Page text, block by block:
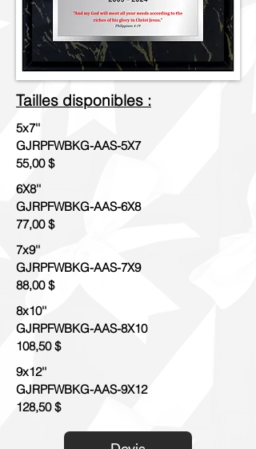
Tailles disponibles :
5x7''
GJRPFWBKG-AAS-5X7
55,00 $
6X8''
GJRPFWBKG-AAS-6X8
77,00 $
7x9''
GJRPFWBKG-AAS-7X9
88,00 $
8x10''
GJRPFWBKG-AAS-8X10
108,50 $
9x12''
GJRPFWBKG-AAS-9X12
128,50 $